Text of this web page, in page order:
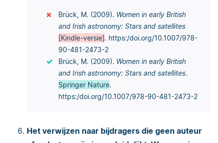
Brück, M. (2009). Women in early British
and Irish astronomy: Stars and satellites
[Kindle-versie]. https:/doi.org/10.1007/978-
90-481-2473-2
Brück, M. (2009). Women in early British
and Irish astronomy: Stars and satellites.
Springer Nature.
https:/doi.org/10.1007/978-90-481-2473-2
Het verwijzen naar bijdragers die geen auteur